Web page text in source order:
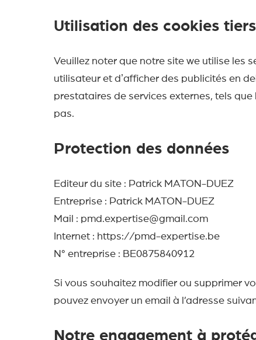
Utilisation des cookies tiers
Veuillez noter que notre site we utilise les
utilisateur et dʼafficher des publicités en
prestataires de services externes, tels
pas.
Protection des données
Editeur du site : Patrick MATON-DUEZ
Entreprise : Patrick MATON-DUEZ
Mail : pmd.expertise@gmail.com
Internet : https://pmd-expertise.be
N° entreprise : BE0875840912
Si vous souhaitez modifier ou supprimer
pouvez envoyer un email à l’adresse
Notre engagement à